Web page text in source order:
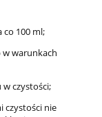
co 100 ml;
w warunkach
czystości;
czystości nie